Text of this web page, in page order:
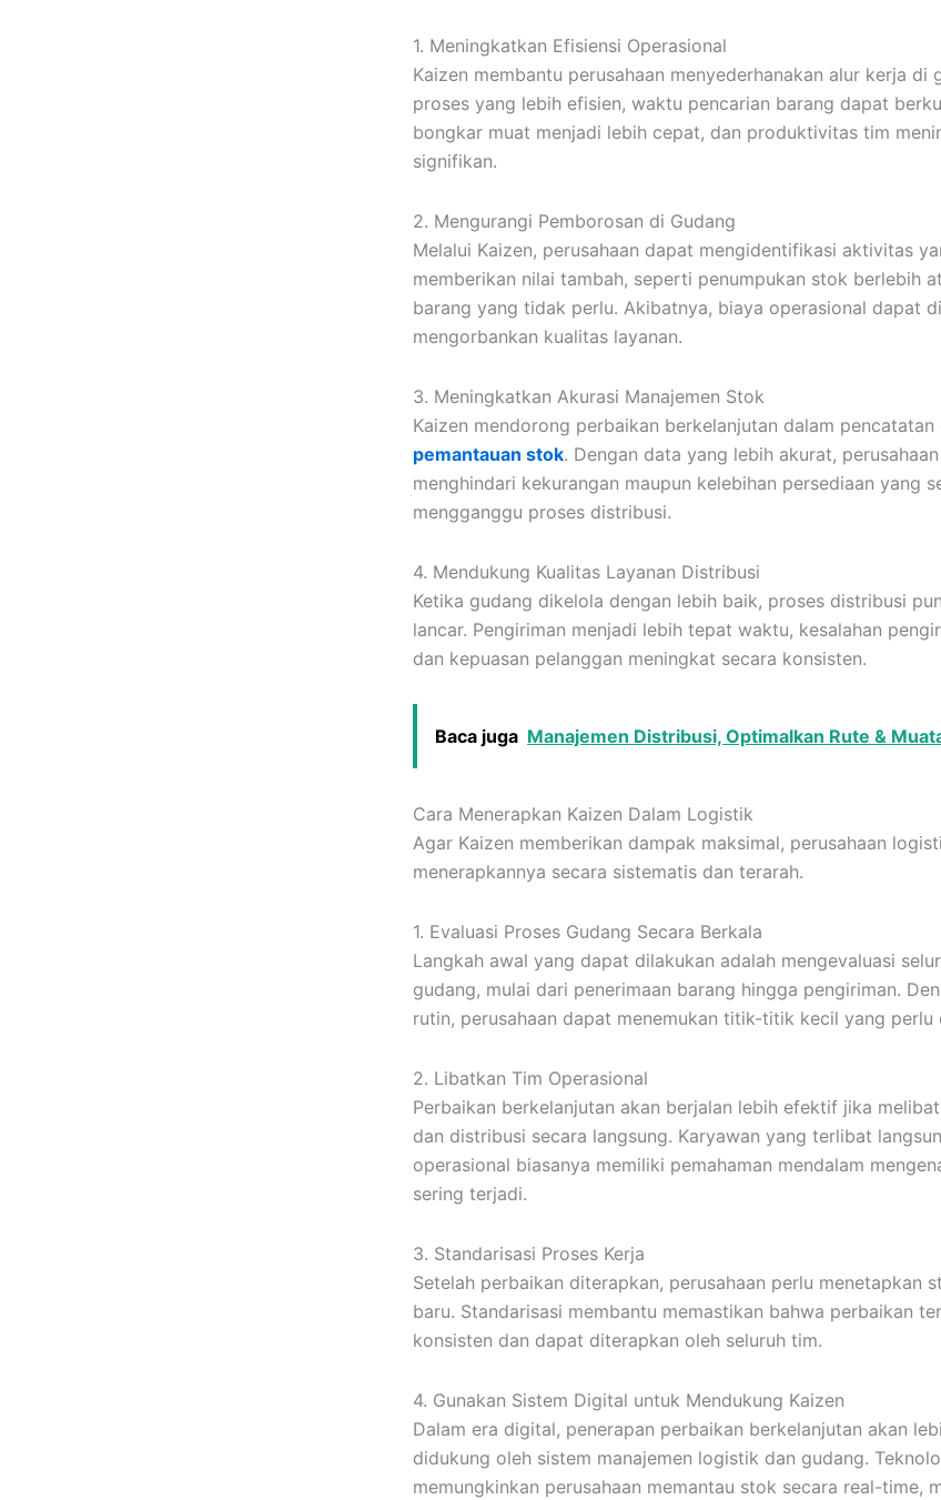
1. Meningkatkan Efisiensi Operasional
Kaizen membantu perusahaan menyederhanakan alur kerja di
proses yang lebih efisien, waktu pencarian barang dapat
bongkar muat menjadi lebih cepat, dan produktivitas tim
signifikan.
2. Mengurangi Pemborosan di Gudang
Melalui Kaizen, perusahaan dapat mengidentifikasi aktivitas
memberikan nilai tambah, seperti penumpukan stok berlebih
barang yang tidak perlu. Akibatnya, biaya operasional dapat
mengorbankan kualitas layanan.
3. Meningkatkan Akurasi Manajemen Stok
Kaizen mendorong perbaikan berkelanjutan dalam pencatatan
pemantauan stok. Dengan data yang lebih akurat,
menghindari kekurangan maupun kelebihan persediaan yang
mengganggu proses distribusi.
4. Mendukung Kualitas Layanan Distribusi
Ketika gudang dikelola dengan lebih baik, proses distribusi
lancar. Pengiriman menjadi lebih tepat waktu, kesalahan
dan kepuasan pelanggan meningkat secara konsisten.
Baca juga Manajemen Distribusi, Optimalkan Rute &
Cara Menerapkan Kaizen Dalam Logistik
Agar Kaizen memberikan dampak maksimal, perusahaan
menerapkannya secara sistematis dan terarah.
1. Evaluasi Proses Gudang Secara Berkala
Langkah awal yang dapat dilakukan adalah mengevaluasi
gudang, mulai dari penerimaan barang hingga pengiriman.
rutin, perusahaan dapat menemukan titik-titik kecil yang perlu
2. Libatkan Tim Operasional
Perbaikan berkelanjutan akan berjalan lebih efektif jika
dan distribusi secara langsung. Karyawan yang terlibat
operasional biasanya memiliki pemahaman mendalam
sering terjadi.
3. Standarisasi Proses Kerja
Setelah perbaikan diterapkan, perusahaan perlu menetapkan
baru. Standarisasi membantu memastikan bahwa perbaikan
konsisten dan dapat diterapkan oleh seluruh tim.
4. Gunakan Sistem Digital untuk Mendukung Kaizen
Dalam era digital, penerapan perbaikan berkelanjutan akan
didukung oleh sistem manajemen logistik dan gudang.
memungkinkan perusahaan memantau stok secara real-time,